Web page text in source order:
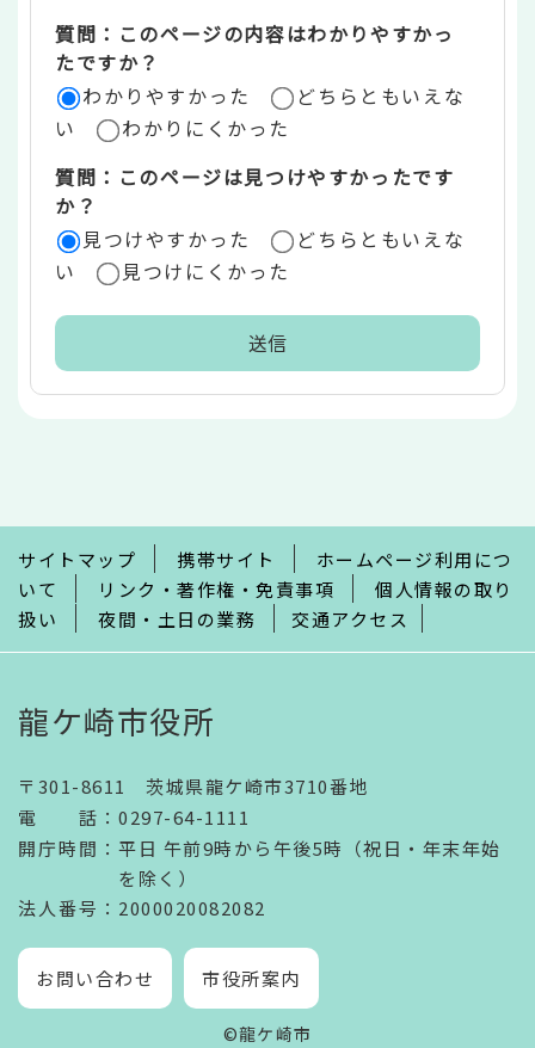
リ
ア
質問：このページの内容はわかりやすかっ
たですか？
わかりやすかった
どちらともいえな
い
わかりにくかった
質問：このページは見つけやすかったです
か？
見つけやすかった
どちらともいえな
い
見つけにくかった
で
サイトマップ 携帯サイト
ホームページ利用につ
いて
リンク・著作権・免責事項
個人情報の取り
扱い
夜間・土日の業務 交通アクセス
龍ケ崎市役所
〒301-8611 茨城県龍ケ崎市3710番地
電話 ： 0297-64-1111
開庁時間 ： 平日 午前9時から午後5時（祝日・年末年始
を除く）
法人番号 ：2000020082082
お問い合わせ 市役所案内
©龍ケ崎市